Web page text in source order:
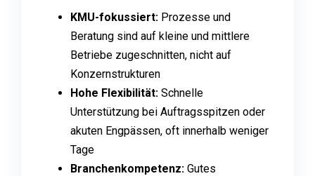
KMU-fokussiert: Prozesse und
Beratung sind auf kleine und mittlere
Betriebe zugeschnitten, nicht auf
Konzernstrukturen
Hohe Flexibilität: Schnelle
Unterstützung bei Auftragsspitzen oder
akuten Engpässen, oft innerhalb weniger
Tage
Branchenkompetenz: Gutes